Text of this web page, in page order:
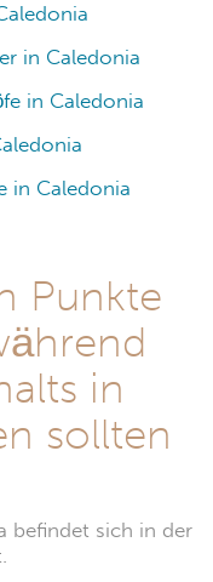
in Caledonia
in Caledonia
in Caledonia
Punkte
in
sollten
befindet sich in der